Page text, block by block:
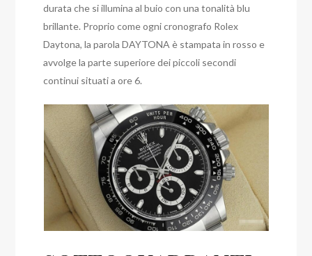
durata che si illumina al buio con una tonalità blu
brillante. Proprio come ogni cronografo Rolex
Daytona, la parola DAYTONA è stampata in rosso e
avvolge la parte superiore dei piccoli secondi
continui situati a ore 6.